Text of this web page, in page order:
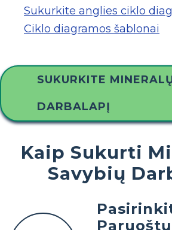
Sukurkite anglies ciklo
Ciklo diagramos šablonai
SUKURKITE
DARBALAPĮ
Kaip Sukurti
Savybių